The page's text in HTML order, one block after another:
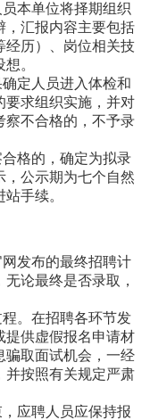
本单位将择期组织
，汇报内容主要包括
经历）、岗位相关技
。
定人员进入体检和
要求组织实施，并对
察不合格的，不予录
格的，确定为拟录
，公示期为七个自然
手续。
发布的最终招聘计
论最终是否录取，
。在招聘各环节发
提供虚假报名申请材
骗取面试机会，一经
并按照有关规定严肃
应聘人员应保持报